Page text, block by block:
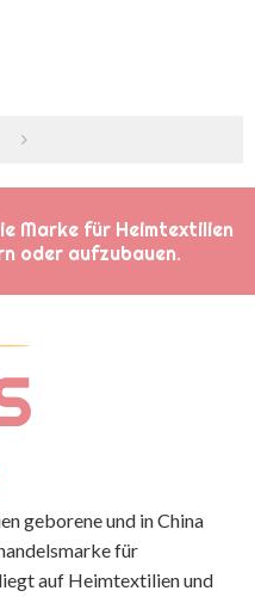
Marke für Heimtextilien
oder aufzubauen.
geborene und in China
für
auf Heimtextilien und